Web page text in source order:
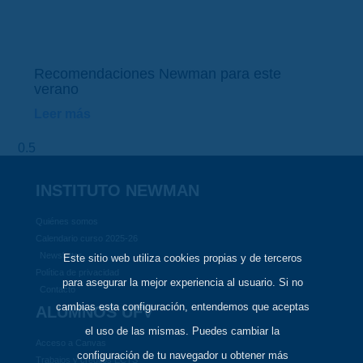
Recomendaciones Newman para este
verano
INSTITUTO NEWMAN
Newsletter
Contacto
ALUMNOS UFV
Trabajos y créditos ECTS
Este sitio web utiliza cookies propias y de terceros
para asegurar la mejor experiencia al usuario. Si no
cambias esta configuración, entendemos que aceptas
el uso de las mismas. Puedes cambiar la
configuración de tu navegador u obtener más